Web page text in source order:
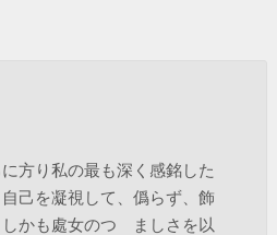
方り私の最も深く感銘した
己を凝視して、僞らず、飾
かも處女のつゝましさを以